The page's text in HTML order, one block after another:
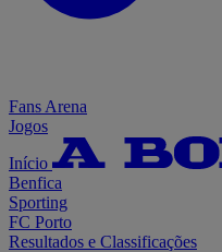
Fans Arena
Jogos
Início
Benfica
Sporting
FC Porto
Resultados e Classificações